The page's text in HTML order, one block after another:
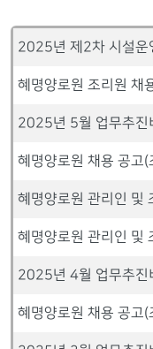
2025년 제2차 시설운
혜명양로원 조리원 채
2025년 5월 업무추진
혜명양로원 채용 공고(
혜명양로원 관리인 및
혜명양로원 관리인 및
2025년 4월 업무추진
혜명양로원 채용 공고(